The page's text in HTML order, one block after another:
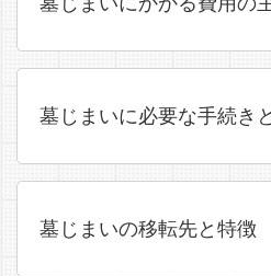
墓じまいに必要な手続き
墓じまいの移転先と特徴